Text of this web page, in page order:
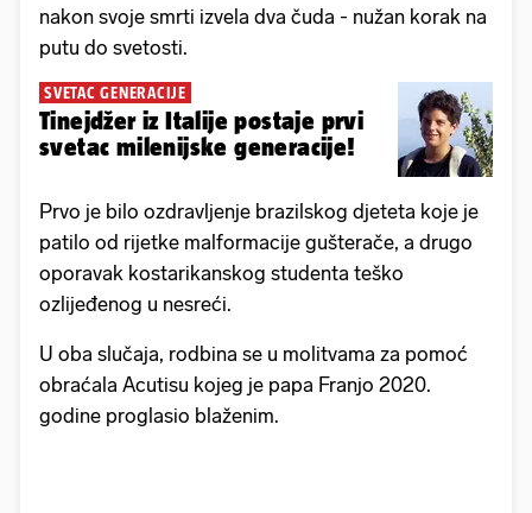
nakon svoje smrti izvela dva čuda - nužan korak na
putu do svetosti.
SVETAC GENERACIJE
Tinejdžer iz Italije postaje prvi
svetac milenijske generacije!
Prvo je bilo ozdravljenje brazilskog djeteta koje je
patilo od rijetke malformacije gušterače, a drugo
oporavak kostarikanskog studenta teško
ozlijeđenog u nesreći.
U oba slučaja, rodbina se u molitvama za pomoć
obraćala Acutisu kojeg je papa Franjo 2020.
godine proglasio blaženim.